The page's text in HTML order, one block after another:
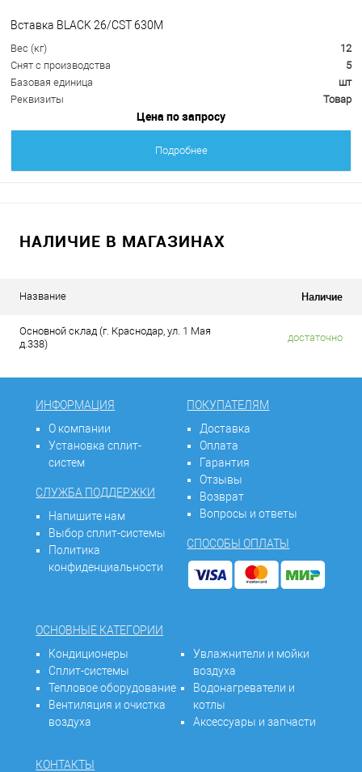
Вставка BLACK 26/CST 630M
Вес (кг)
12
Снят с производства
5
Базовая единица
шт
Реквизиты
Товар
Цена по запросу
Подробнее
НАЛИЧИЕ В МАГАЗИНАХ
Название Наличие
Основной склад (г. Краснодар, ул. 1 Мая
д.338)
достаточно
ИНФОРМАЦИЯ
О компании
Установка сплит-
систем
СЛУЖБА ПОДДЕРЖКИ
Напишите нам
Выбор сплит-системы
Политика
конфиденциальности
ПОКУПАТЕЛЯМ
Доставка
Оплата
Гарантия
Отзывы
Возврат
Вопросы и ответы
СПОСОБЫ ОПЛАТЫ
ОСНОВНЫЕ КАТЕГОРИИ
Кондиционеры
Сплит-системы
Тепловое оборудование
Вентиляция и очистка
воздуха
Увлажнители и мойки
воздуха
Водонагреватели и
котлы
Аксессуары и запчасти
КОНТАКТЫ